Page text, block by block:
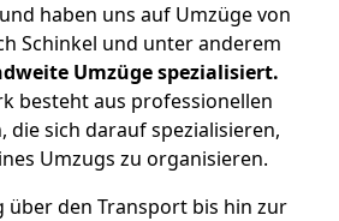
haben uns auf Umzüge von
Schinkel und unter anderem
Umzüge spezialisiert.
besteht aus professionellen
die sich darauf spezialisieren,
Umzugs zu organisieren.
über den Transport bis hin zur